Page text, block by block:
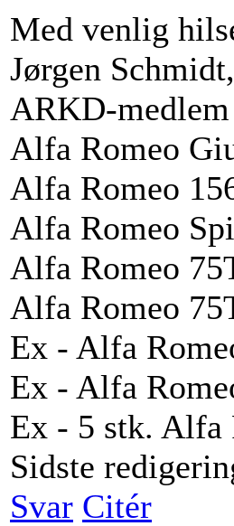
Med venlig
Jørgen
ARKD-
Alfa Romeo
Alfa Romeo
Alfa Romeo
Alfa Romeo
Alfa Romeo
Ex - Alfa
Ex - Alfa
Ex - 5 stk. Alfa
Sidste
Svar Citér